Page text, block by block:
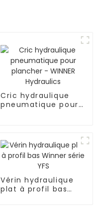
Cric hydraulique
pneumatique pour
Vérin hydraulique
plat à profil bas